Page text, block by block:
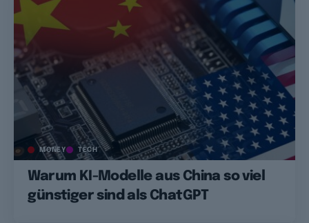
MONEY TECH
Warum KI-Modelle aus China so viel
günstiger sind als ChatGPT